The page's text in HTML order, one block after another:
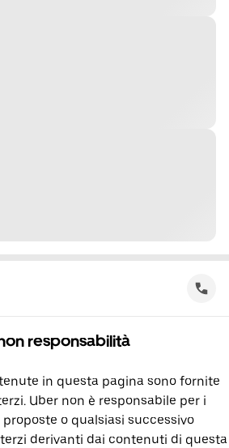
responsabilità
in questa pagina sono fornite
Uber non è responsabile per i
o qualsiasi successivo
derivanti dai contenuti di questa